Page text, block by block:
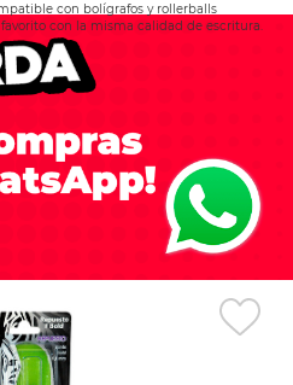
con bolígrafos y rollerballs
con la misma calidad de escritura.